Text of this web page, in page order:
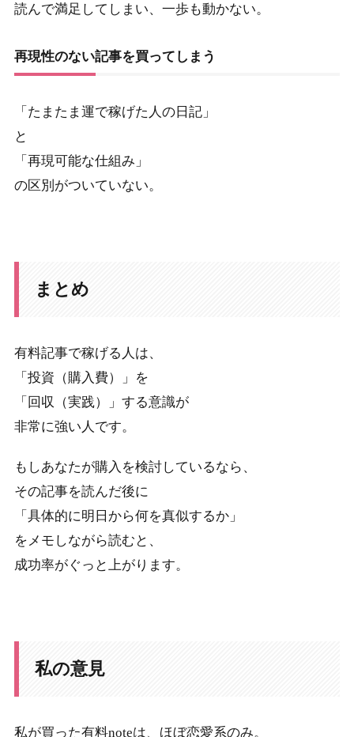
読んで満足してしまい、一歩も動かない。
再現性のない記事を買ってしまう
「たまたま運で稼げた人の日記」
と
「再現可能な仕組み」
の区別がついていない。
まとめ
有料記事で稼げる人は、
「投資（購入費）」を
「回収（実践）」する意識が
非常に強い人です。
もしあなたが購入を検討しているなら、
その記事を読んだ後に
「具体的に明日から何を真似するか」
をメモしながら読むと、
成功率がぐっと上がります。
私の意見
私が買った有料noteは、ほぼ恋愛系のみ。